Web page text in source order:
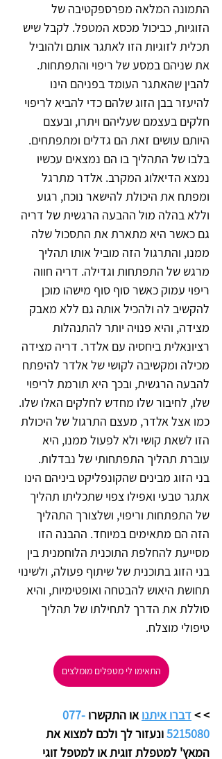
התמונה המלאה מפרספקטיבה של
הזוגיות, כביכול מכסא המטפל. לקבל שיש
תכלית לזוגיות הזו לאתגר אותם ולהוביל
את שניהם במסע של ריפוי והתפתחות.
להבין שהאתגר העומד בפניהם הינו
להיעזר בבן הזוג שלהם כדי להביא לריפוי
חלקים בעצמם שעליהם ויתרו, ובעצם
היותם עושים זאת הם גדלים ומתפתחים.
בלבו של התהליך בו הם נמצאים עכשיו
נמצא הדיאלוג המקרב. אלדר מתרגל
ומפתח את היכולת להישאר נוכח, רגוע
וללא בהלה מול ההבעה הרגשית של דריה
גם כאשר היא מתארת את התסכול שלה
ממנו, והתרגול הזה מוביל אותו תהליך
מרגש של התפתחות וגדילה. דריה חווה
ריפוי עמוק כאשר סוף סוף מישהו מוכן
להקשיב לה ולהכיל אותה גם ללא מאבק
מצידה, והיא פנויה יותר להתנהלות
רציונאלית ביחסיה עם אלדר. דריה מצידה
מכילה ומקשיבה לקושי של אלדר להיפתח
להבעה הרגשית, ובכך היא תורמת לריפוי
שלו, לחיבור שלו מחדש לחלקים האלו שלו.
כמו אצל אלדר, מעצם התרגול של היכולת
הזו לשאת קושי ולא לפעול ממנו, היא
עוברת תהליך התפתחותי של נבדלות.
בני הזוג מבינים שהקונפליקט ביניהם הינו
אתגר טבעי ואפילו צפוי שתכליתו תהליך
של התפתחות וריפוי, ושלצורך התהליך
הזה הם מתאימים במיוחד. ההבנה הזו
מסייעת להחלפת התוכנית הלוחמנית בין
בני הזוג בתוכנית של שיתוף פעולה, ולשינוי
תחושת היאוש להבטחה ואופטימיות, והיא
סוללת את הדרך לתחילתו של תהליך
טיפולי מוצלח.
התאימו לי מטפלים מומלצים
>
> דברו איתנו או התקשרו 077-
5215080 ונעזור לך ולכם למצוא את
המאץ' למטפלת זוגית או למטפל זוגי